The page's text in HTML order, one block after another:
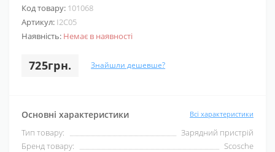
Код товару: 101068
Артикул: I2C05
Наявність: Немає в наявності
725грн. Знайшли дешевше?
Основні характеристики Всі характеристики
Тип товару:
Зарядний пристрій
Бренд товару:
Scosche